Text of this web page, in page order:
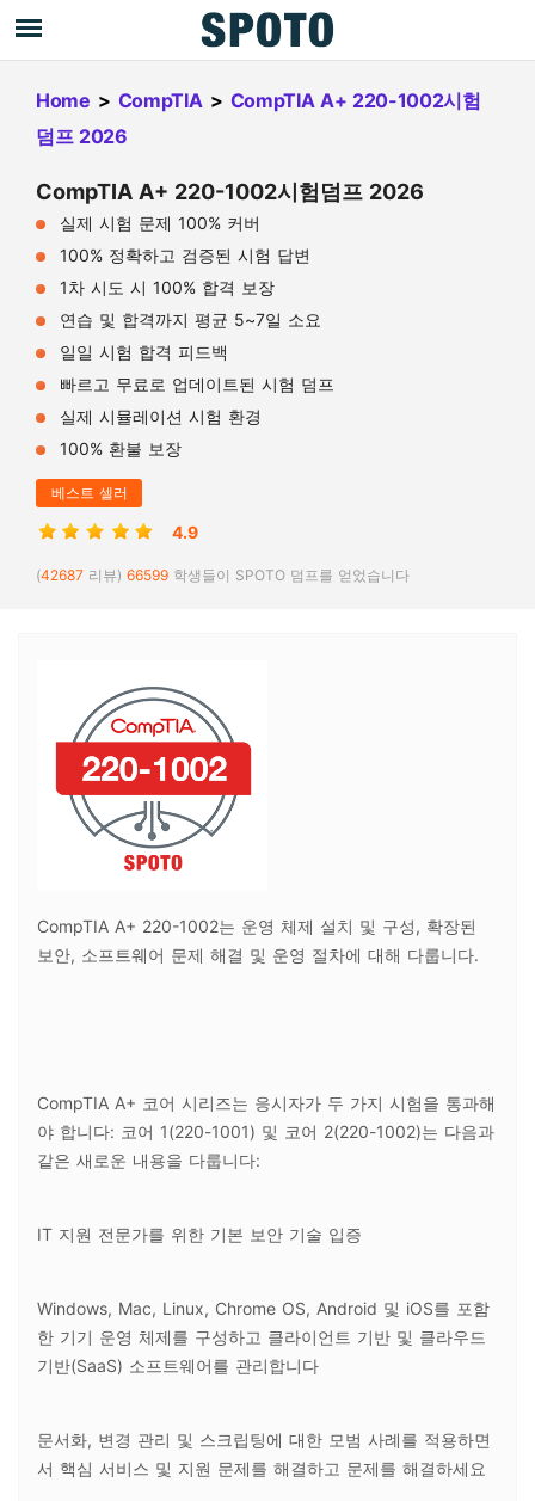
Home > CompTIA > CompTIA A+ 220-1002시험
덤프 2026
CompTIA A+ 220-1002시험덤프 2026
실제 시험 문제 100% 커버
100% 정확하고 검증된 시험 답변
1차 시도 시 100% 합격 보장
연습 및 합격까지 평균 5~7일 소요
일일 시험 합격 피드백
빠르고 무료로 업데이트된 시험 덤프
실제 시뮬레이션 시험 환경
100% 환불 보장
베스트 셀러
4.9
(42687 리뷰) 66599 학생들이 SPOTO 덤프를 얻었습니다
CompTIA A+ 220-1002는 운영 체제 설치 및 구성, 확장된
보안, 소프트웨어 문제 해결 및 운영 절차에 대해 다룹니다.
CompTIA A+ 코어 시리즈는 응시자가 두 가지 시험을 통과해
야 합니다: 코어 1(220-1001) 및 코어 2(220-1002)는 다음과
같은 새로운 내용을 다룹니다:
IT 지원 전문가를 위한 기본 보안 기술 입증
Windows, Mac, Linux, Chrome OS, Android 및 iOS를 포함
한 기기 운영 체제를 구성하고 클라이언트 기반 및 클라우드
기반(SaaS) 소프트웨어를 관리합니다
문서화, 변경 관리 및 스크립팅에 대한 모범 사례를 적용하면
서 핵심 서비스 및 지원 문제를 해결하고 문제를 해결하세요